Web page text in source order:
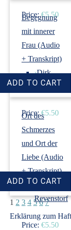
Price: €5.50
Begegnung
mit innerer
Frau (Audio
+ Transkript)
›Dirk
Revenstorf
Price: €5.50
Ort des
Schmerzes
und Ort der
Liebe (Audio
+ Transkript)
›Dirk
Revenstorf
Price: €5.50
1 2 3 4 5 6 7
Erklärung zum